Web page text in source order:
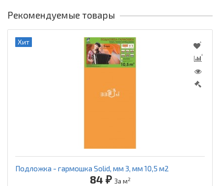
Рекомендуемые товары
Хит
Подложка - гармошка Solid, мм 3, мм 10,5 м2
84 ₽ За м2